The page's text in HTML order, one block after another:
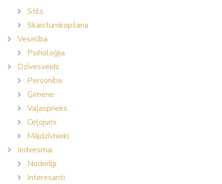
Stils
Skaistumkopšana
Veselība
Psiholoģija
Dzīvesveids
Personība
Ģimene
Vaļasprieks
Ceļojumi
Mājdzīvnieki
Iedvesmai
Noderīgi
Interesanti